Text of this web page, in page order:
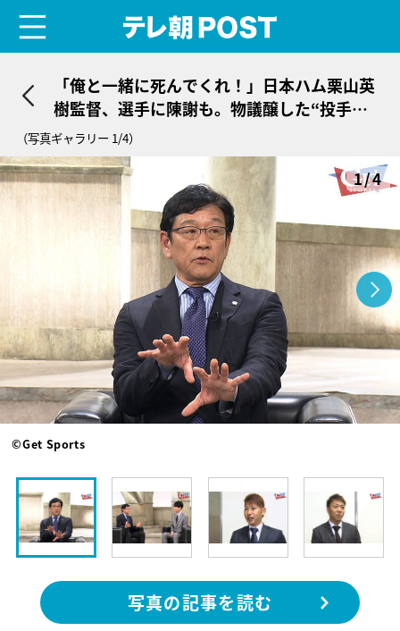
「俺と一緒に死んでくれ！」日本ハム栗山英
樹監督、選手に陳謝も。物議醸した“投手起
用”の真実
（写真ギャラリー 1/4）
1/4
©Get Sports
写真の記事を読む